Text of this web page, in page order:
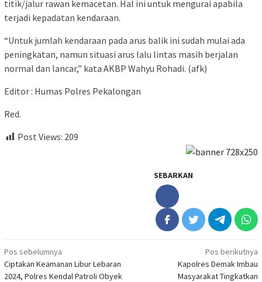
titik/jalur rawan kemacetan. Hal ini untuk mengurai apabila
terjadi kepadatan kendaraan.
“Untuk jumlah kendaraan pada arus balik ini sudah mulai ada
peningkatan, namun situasi arus lalu lintas masih berjalan
normal dan lancar,” kata AKBP Wahyu Rohadi. (afk)
Editor : Humas Polres Pekalongan
Red.
Post Views: 209
SEBARKAN
Navigasi
pos
Pos sebelumnya
Ciptakan Keamanan Libur Lebaran
2024, Polres Kendal Patroli Obyek
Pos berikutnya
Kapolres Demak Imbau
Masyarakat Tingkatkan